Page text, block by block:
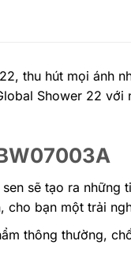
thu hút mọi ánh
Shower 22 với
sẽ tạo ra những
bạn một trải
thông thường,